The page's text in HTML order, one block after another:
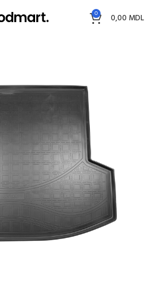
0 0,00 MDL